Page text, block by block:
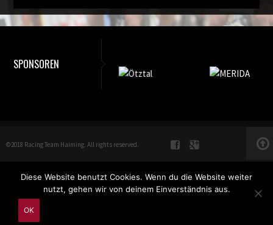
SPONSOREN
©2018 Racing Team Haiming. All rights reserved.
Diese Website benutzt Cookies. Wenn du die Website weiter
nutzt, gehen wir von deinem Einverständnis aus.
OK